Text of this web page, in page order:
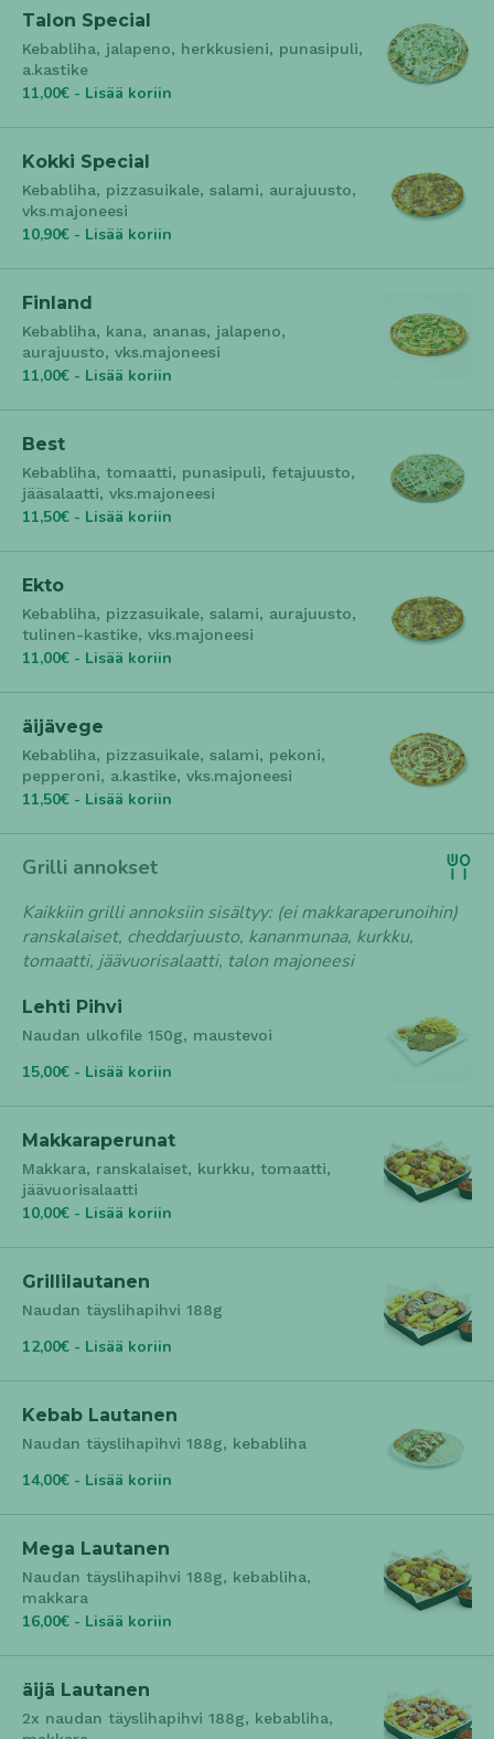
Talon Special
Kebabliha, jalapeno, herkkusieni, punasipuli,
a.kastike
11,00€ - Lisää koriin
Kokki Special
Kebabliha, pizzasuikale, salami, aurajuusto,
vks.majoneesi
10,90€ - Lisää koriin
Finland
Kebabliha, kana, ananas, jalapeno,
aurajuusto, vks.majoneesi
11,00€ - Lisää koriin
Best
Kebabliha, tomaatti, punasipuli, fetajuusto,
jääsalaatti, vks.majoneesi
11,50€ - Lisää koriin
Ekto
Kebabliha, pizzasuikale, salami, aurajuusto,
tulinen-kastike, vks.majoneesi
11,00€ - Lisää koriin
äijävege
Kebabliha, pizzasuikale, salami, pekoni,
pepperoni, a.kastike, vks.majoneesi
11,50€ - Lisää koriin
Grilli annokset
Kaikkiin grilli annoksiin sisältyy: (ei makkaraperunoihin)
ranskalaiset, cheddarjuusto, kananmunaa, kurkku,
tomaatti, jäävuorisalaatti, talon majoneesi
Lehti Pihvi
Naudan ulkofile 150g, maustevoi
15,00€ - Lisää koriin
Makkaraperunat
Makkara, ranskalaiset, kurkku, tomaatti,
jäävuorisalaatti
10,00€ - Lisää koriin
Grillilautanen
Naudan täyslihapihvi 188g
12,00€ - Lisää koriin
Kebab Lautanen
Naudan täyslihapihvi 188g, kebabliha
14,00€ - Lisää koriin
Mega Lautanen
Naudan täyslihapihvi 188g, kebabliha,
makkara
16,00€ - Lisää koriin
äijä Lautanen
2x naudan täyslihapihvi 188g, kebabliha,